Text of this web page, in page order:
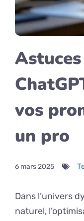
vos
un pro
6 mars 2025
Dans l’univers
naturel,